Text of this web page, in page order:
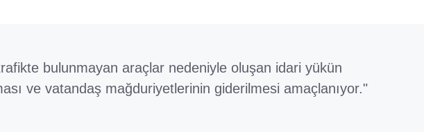
bulunmayan araçlar nedeniyle oluşan idari yükün
ve vatandaş mağduriyetlerinin giderilmesi amaçlanıyor."